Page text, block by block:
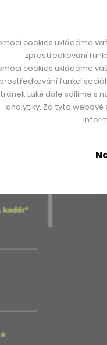
se stal
cookies ukládáme
zprostředkování
cookies ukládáme
funkcí
také dále sdílíme s
analytiky. Za tyto webové